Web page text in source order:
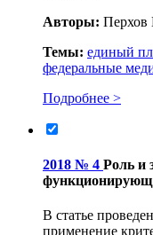
Авторы: Перхов
Темы: единый
федеральные
Подробнее >
2018 № 4 Роль и
В статье
применение